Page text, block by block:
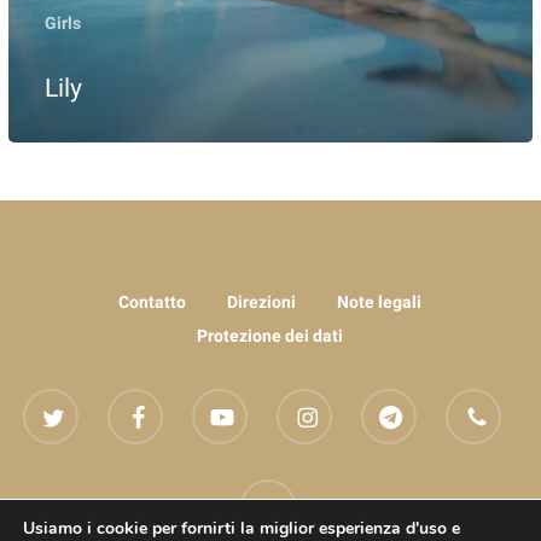
Girls
Lily
Contatto Direzioni
Note legali
Protezione dei dati
twitter facebook youtube instagram telegram phone
email
Usiamo i cookie per fornirti la miglior esperienza d'uso e